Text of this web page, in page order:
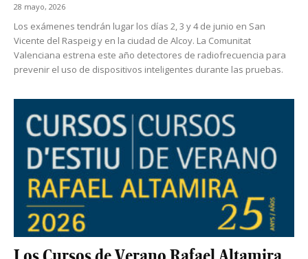
28 mayo, 2026
Los exámenes tendrán lugar los días 2, 3 y 4 de junio en San
Vicente del Raspeig y en la ciudad de Alcoy. La Comunitat
Valenciana estrena este año detectores de radiofrecuencia para
prevenir el uso de dispositivos inteligentes durante las pruebas.